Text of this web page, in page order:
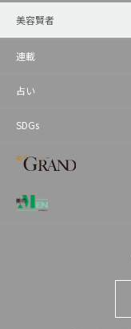
美容賢者
連載
占い
SDGs